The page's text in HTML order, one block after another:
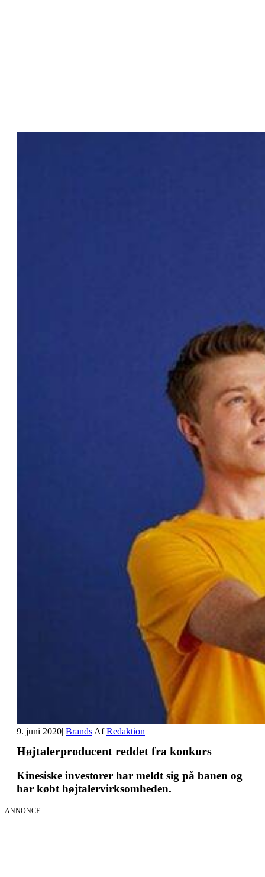
9. juni 2020| Brands|AfRedaktion
Højtalerproducent reddet fra konkurs
Kinesiske investorer har meldt sig på banen og
har købt højtalervirksomheden.
ANNONCE